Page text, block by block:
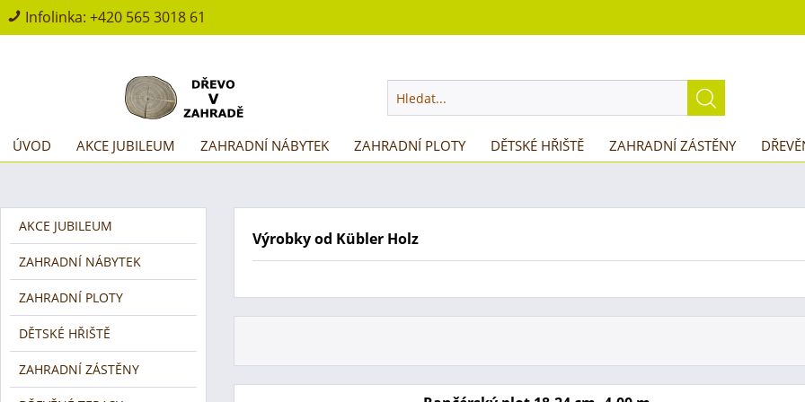
Infolinka: +420 565 3018 61
ÚVOD AKCE JUBILEUM ZAHRADNÍ NÁBYTEK ZAHRADNÍ PLOTY DĚTSKÉ HŘIŠTĚ ZAHRADNÍ ZÁSTĚNY
AKCE JUBILEUM
ZAHRADNÍ NÁBYTEK
ZAHRADNÍ PLOTY
DĚTSKÉ HŘIŠTĚ
ZAHRADNÍ ZÁSTĚNY
Výrobky od Kübler Holz